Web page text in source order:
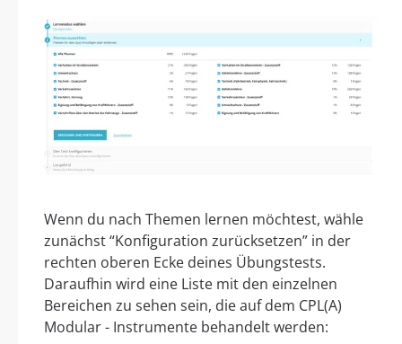
Wenn du nach Themen lernen möchtest, wähle
zunächst “Konfiguration zurücksetzen” in der
rechten oberen Ecke deines Übungstests.
Daraufhin wird eine Liste mit den einzelnen
Bereichen zu sehen sein, die auf dem CPL(A)
Modular - Instrumente behandelt werden: